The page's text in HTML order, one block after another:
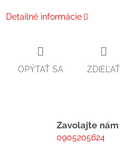
Detailné informácie
OPÝTAŤ SA ZDIEĽAŤ
Zavolajte nám
0905205624